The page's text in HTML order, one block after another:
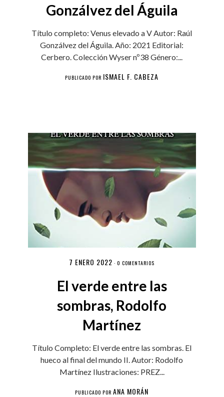
Gonzálvez del Águila
Título completo: Venus elevado a V Autor: Raúl
Gonzálvez del Águila. Año: 2021 Editorial:
Cerbero. Colección Wyser nº38 Género:...
PUBLICADO POR ISMAEL F. CABEZA
7 ENERO 2022 ·0 COMENTARIOS
El verde entre las
sombras, Rodolfo
Martínez
Título Completo: El verde entre las sombras. El
hueco al final del mundo II. Autor: Rodolfo
Martínez Ilustraciones: PREZ...
PUBLICADO PORANA MORÁN